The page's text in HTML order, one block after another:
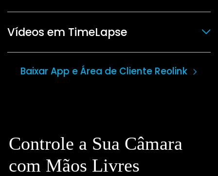
Vídeos em TimeLapse
Baixar App e Área de Cliente Reolink
Controle a Sua Câmara
com Mãos Livres